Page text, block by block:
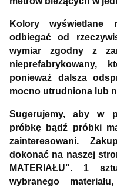
Kolory wyświetlane
odbiegać od
wymiar zgodny z
nieprefabrykowany,
ponieważ dalsza
mocno utrudniona lub
Sugerujemy, aby w
próbkę bądź próbki
zainteresowani.
dokonać na naszej
MATERIAŁU". 1
wybranego